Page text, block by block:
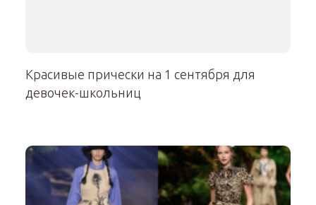
Красивые прически на 1 сентября для
девочек-школьниц